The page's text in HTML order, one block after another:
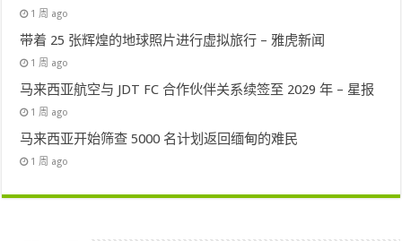
1 周 ago
带着 25 张辉煌的地球照片进行虚拟旅行 – 雅虎新闻
1 周 ago
马来西亚航空与 JDT FC 合作伙伴关系续签至 2029 年 – 星报
1 周 ago
马来西亚开始筛查 5000 名计划返回缅甸的难民
1 周 ago